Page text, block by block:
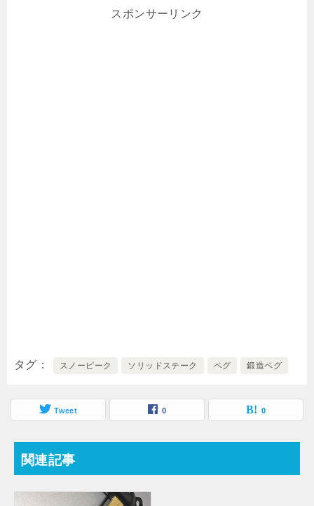
スポンサーリンク
タグ スノーピーク ソリッドステーク ペグ 鍛造ペグ
Tweet 0 0
関連記事